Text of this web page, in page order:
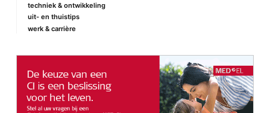
E-mail*
techniek & ontwikkeling
uit- en thuistips
werk & carrière